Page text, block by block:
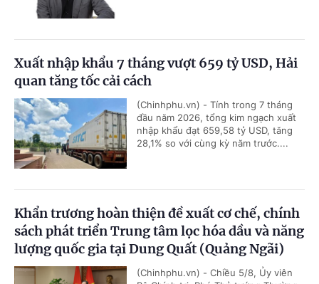
Xuất nhập khẩu 7 tháng vượt 659 tỷ USD, Hải
quan tăng tốc cải cách
(Chinhphu.vn) - Tính trong 7 tháng
đầu năm 2026, tổng kim ngạch xuất
nhập khẩu đạt 659,58 tỷ USD, tăng
28,1% so với cùng kỳ năm trước....
Khẩn trương hoàn thiện đề xuất cơ chế, chính
sách phát triển Trung tâm lọc hóa dầu và năng
lượng quốc gia tại Dung Quất (Quảng Ngãi)
(Chinhphu.vn) - Chiều 5/8, Ủy viên